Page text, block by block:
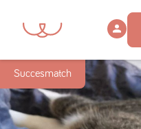
Succesmatch